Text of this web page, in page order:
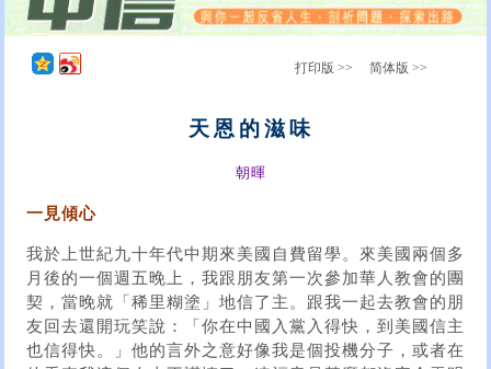
打印版 >> 简体版 >>
天恩的滋味
朝暉
一見傾心
我於上世紀九十年代中期來美國自費留學。來美國兩個多
月後的一個週五晚上，我跟朋友第一次參加華人教會的團
契，當晚就「稀里糊塗」地信了主。跟我一起去教會的朋
友回去還開玩笑說：「你在中國入黨入得快，到美國信主
也信得快。」他的言外之意好像我是個投機分子，或者在